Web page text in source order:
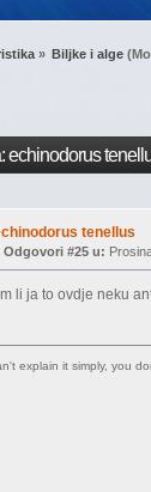
» Biljke i alge
echinodorus
tenellus
Odgovori #25 u:
li ja to ovdje neku
explain it simply, you